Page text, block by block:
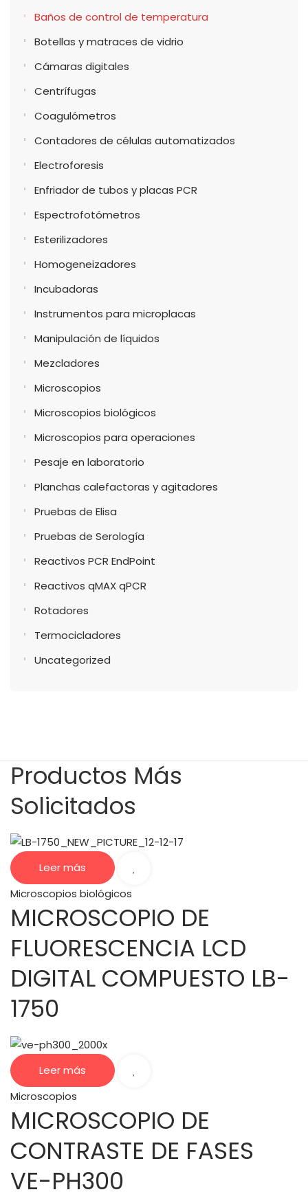
Baños de control de temperatura
Botellas y matraces de vidrio
Cámaras digitales
Centrífugas
Coagulómetros
Contadores de células automatizados
Electroforesis
Enfriador de tubos y placas PCR
Espectrofotómetros
Esterilizadores
Homogeneizadores
Incubadoras
Instrumentos para microplacas
Manipulación de líquidos
Mezcladores
Microscopios
Microscopios biológicos
Microscopios para operaciones
Pesaje en laboratorio
Planchas calefactoras y agitadores
Pruebas de Elisa
Pruebas de Serología
Reactivos PCR EndPoint
Reactivos qMAX qPCR
Rotadores
Termocicladores
Uncategorized
Productos Más
Solicitados
Leer más
Microscopios biológicos
MICROSCOPIO DE
FLUORESCENCIA LCD
DIGITAL COMPUESTO LB-
1750
Leer más
Microscopios
MICROSCOPIO DE
CONTRASTE DE FASES
VE-PH300